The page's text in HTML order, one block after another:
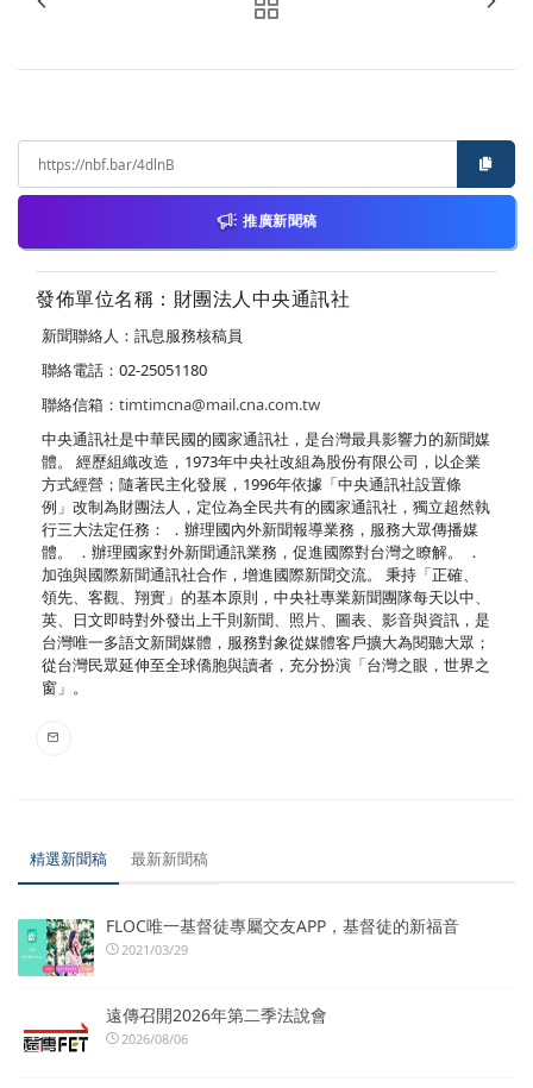
推廣新聞稿
發佈單位名稱：財團法人中央通訊社
新聞聯絡人：訊息服務核稿員
聯絡電話：02-25051180
聯絡信箱： timtimcna@mail.cna.com.tw
中央通訊社是中華民國的國家通訊社，是台灣最具影響力的新聞媒
體。 經歷組織改造，1973年中央社改組為股份有限公司，以企業
方式經營；隨著民主化發展，1996年依據「中央通訊社設置條
例」改制為財團法人，定位為全民共有的國家通訊社，獨立超然執
行三大法定任務： ．辦理國內外新聞報導業務，服務大眾傳播媒
體。 ．辦理國家對外新聞通訊業務，促進國際對台灣之瞭解。 ．
加強與國際新聞通訊社合作，增進國際新聞交流。 秉持「正確、
領先、客觀、翔實」的基本原則，中央社專業新聞團隊每天以中、
英、日文即時對外發出上千則新聞、照片、圖表、影音與資訊，是
台灣唯一多語文新聞媒體，服務對象從媒體客戶擴大為閱聽大眾；
從台灣民眾延伸至全球僑胞與讀者，充分扮演「台灣之眼，世界之
窗」。
精選新聞稿 最新新聞稿
FLOC唯一基督徒專屬交友APP，基督徒的新福音
2021/03/29
遠傳召開2026年第二季法說會
2026/08/06